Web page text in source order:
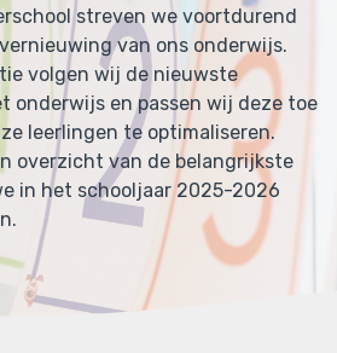
streven we voortdurend
van ons onderwijs.
volgen wij de nieuwste
onderwijs en passen wij deze toe
leerlingen te optimaliseren.
overzicht van de belangrijkste
in het schooljaar 2025-2026